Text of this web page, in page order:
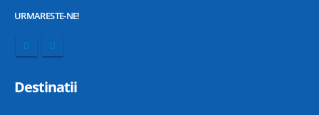
URMARESTE-NE!
Destinatii